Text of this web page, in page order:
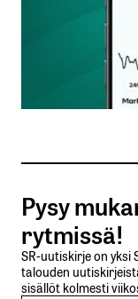
Nimesi tai
Tilaa
Lähetä
Pysy
rytmissä!
SR-uutiskirje on
talouden
sisällöt kolmesti